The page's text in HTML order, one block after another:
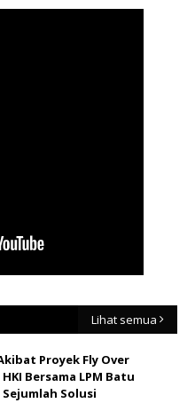
Lihat semua
Proyek Fly Over
Bersama LPM Batu
Solusi